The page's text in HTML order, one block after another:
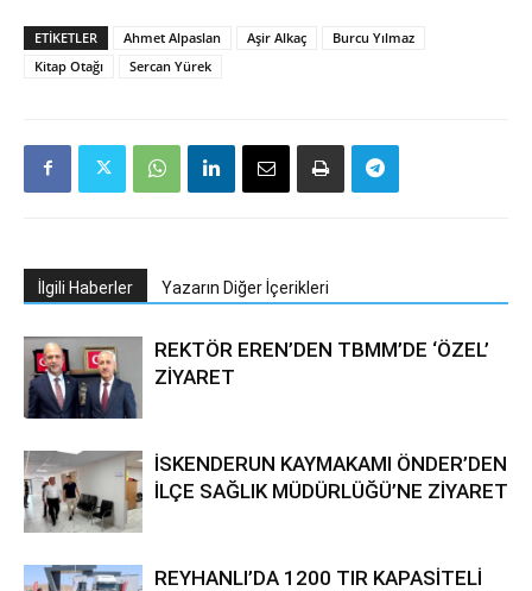
ETIKETLER Ahmet Alpaslan Aşir Alkaç
Burcu Yılmaz
Kitap Otağı
Sercan Yürek
İlgili Haberler Yazarın Diğer İçerikleri
REKTÖR EREN’DEN TBMM’DE ‘ÖZEL’
ZİYARET
İSKENDERUN KAYMAKAMI ÖNDER’DEN
İLÇE SAĞLIK MÜDÜRLÜĞÜ’NE ZİYARET
REYHANLI’DA 1200 TIR KAPASİTELİ